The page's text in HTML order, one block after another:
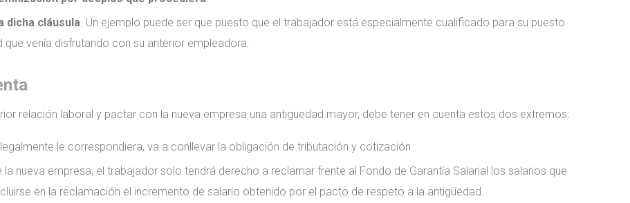
dicha cláusula. Un ejemplo puede ser que puesto que el trabajador está especialmente cualificado para su puesto
venía disfrutando con su anterior empleadora.
relación laboral y pactar con la nueva empresa una antigüedad mayor, debe tener en cuenta estos dos extremos:
le correspondiera, va a conllevar la obligación de tributación y cotización.
nueva empresa, el trabajador solo tendrá derecho a reclamar frente al Fondo de Garantía Salarial los salarios que
en la reclamación el incremento de salario obtenido por el pacto de respeto a la antigüedad.